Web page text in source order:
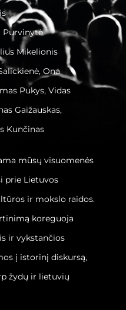
Purvinytė
Mikelionis
Ona
Pukys, Vidas
Gaižauskas,
Kunčinas
mūsų visuomenės
prie Lietuvos
ir mokslo raidos.
koreguoja
ir vykstančios
į istorinį diskursą,
žydų ir lietuvių